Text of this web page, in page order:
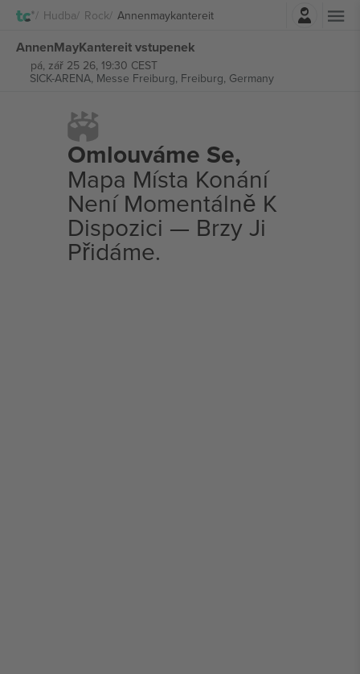
Hudba Rock AnnenmaykantereitPřihlásit se
AnnenMayKantereit vstupenek
pá, zář 25 26, 19:30 CEST
SICK-ARENA, Messe Freiburg, Freiburg, Germany
Omlouváme Se,
Mapa Místa Konání
Není Momentálně K
Dispozici — Brzy Ji
Přidáme.